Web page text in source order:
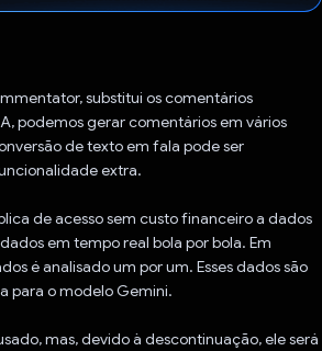
substitui os comentários
podemos gerar comentários em vários
de texto em fala pode ser
extra.
de acesso sem custo financeiro a dados
em tempo real bola por bola. Em
é analisado um por um. Esses dados são
para o modelo Gemini.
mas, devido à descontinuação, ele será